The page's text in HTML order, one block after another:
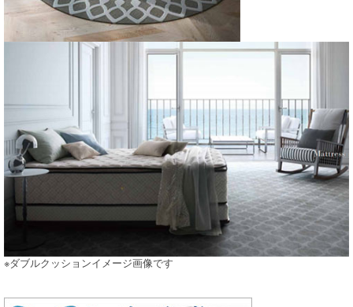
※ダブルクッションイメージ画像です